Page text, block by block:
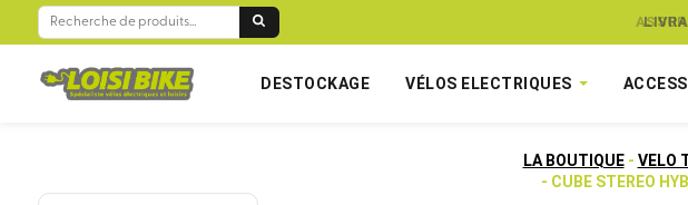
RECHERCHE
DESTOCKAGE VÉLOS ELECTRIQUES
LA BOUTIQUE - VELO
- CUBE STEREO